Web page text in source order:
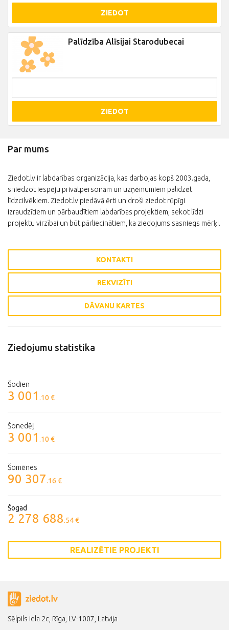
ZIEDOT
Palīdzība Alīsijai Starodubecai
ZIEDOT
Par mums
Ziedot.lv ir labdarības organizācija, kas darbojas kopš 2003.gada,
sniedzot iespēju privātpersonām un uzņēmumiem palīdzēt
līdzcilvēkiem. Ziedot.lv piedāvā ērti un droši ziedot rūpīgi
izraudzītiem un pārbaudītiem labdarības projektiem, sekot līdzi
projektu virzībai un būt pārliecinātiem, ka ziedojums sasniegs mērķi.
KONTAKTI
REKVIZĪTI
DĀVANU KARTES
Ziedojumu statistika
Šodien
3 001 .10 €
Šonedēļ
3 001 .10 €
Šomēnes
90 307.16 €
Šogad
2 278 688.54 €
REALIZĒTIE PROJEKTI
Sēlpils iela 2c, Rīga, LV-1007, Latvija